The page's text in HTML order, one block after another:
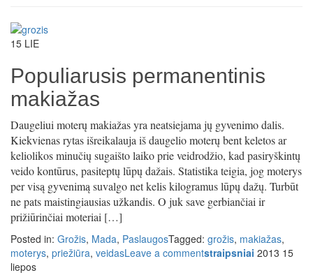
15 LIE
Populiarusis permanentinis
makiažas
Daugeliui moterų makiažas yra neatsiejama jų gyvenimo dalis.
Kiekvienas rytas išreikalauja iš daugelio moterų bent keletos ar
keliolikos minučių sugaišto laiko prie veidrodžio, kad pasiryškintų
veido kontūrus, pasiteptų lūpų dažais. Statistika teigia, jog moterys
per visą gyvenimą suvalgo net kelis kilogramus lūpų dažų. Turbūt
ne pats maistingiausias užkandis. O juk save gerbiančiai ir
prižiūrinčiai moteriai […]
Posted in: Grožis, Mada, PaslaugosTagged: grožis, makiažas,
moterys, priežiūra, veidasLeave a commentstraipsniai 2013 15
liepos